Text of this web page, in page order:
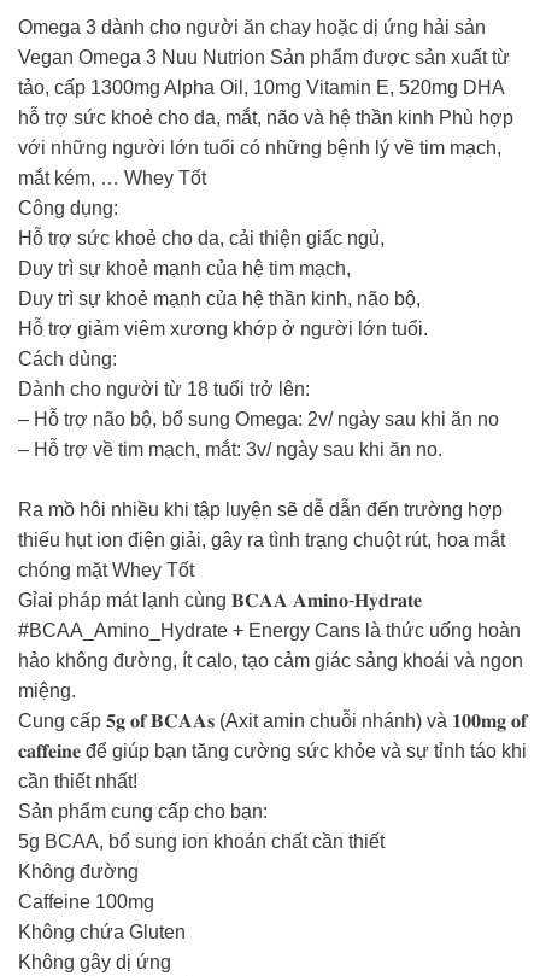
Omega 3 dành cho người ăn chay hoặc dị ứng hải sản
Vegan Omega 3 Nuu Nutrion Sản phẩm được sản xuất từ
tảo, cấp 1300mg Alpha Oil, 10mg Vitamin E, 520mg DHA
hỗ trợ sức khoẻ cho da, mắt, não và hệ thần kinh Phù hợp
với những người lớn tuổi có những bệnh lý về tim mạch,
mắt kém, … Whey Tốt
Công dụng:
Hỗ trợ sức khoẻ cho da, cải thiện giấc ngủ,
Duy trì sự khoẻ mạnh của hệ tim mạch,
Duy trì sự khoẻ mạnh của hệ thần kinh, não bộ,
Hỗ trợ giảm viêm xương khớp ở người lớn tuổi.
Cách dùng:
Dành cho người từ 18 tuổi trở lên:
– Hỗ trợ não bộ, bổ sung Omega: 2v/ ngày sau khi ăn no
– Hỗ trợ về tim mạch, mắt: 3v/ ngày sau khi ăn no.
Ra mồ hôi nhiều khi tập luyện sẽ dễ dẫn đến trường hợp
thiếu hụt ion điện giải, gây ra tình trạng chuột rút, hoa mắt
chóng mặt Whey Tốt
Gỉai pháp mát lạnh cùng 𝐁𝐂𝐀𝐀 𝐀𝐦𝐢𝐧𝐨-𝐇𝐲𝐝𝐫𝐚𝐭𝐞 ⁣
#BCAA_Amino_Hydrate + Energy Cans là thức uống hoàn
hảo không đường, ít calo, tạo cảm giác sảng khoái và ngon
miệng. ⁣
Cung cấp 𝟓𝐠 𝐨𝐟 𝐁𝐂𝐀𝐀𝐬 (Axit amin chuỗi nhánh) và 𝟏𝟎𝟎𝐦𝐠 𝐨𝐟
𝐜𝐚𝐟𝐟𝐞𝐢𝐧𝐞 để giúp bạn tăng cường sức khỏe và sự tỉnh táo khi
cần thiết nhất! ⁣
⁣Sản phẩm cung cấp cho bạn:
5g BCAA⁣, bổ sung ion khoán chất cần thiết
Không đường⁣
Caffeine 100mg⁣
Không chứa Gluten⁣
Không gây dị ứng⁣